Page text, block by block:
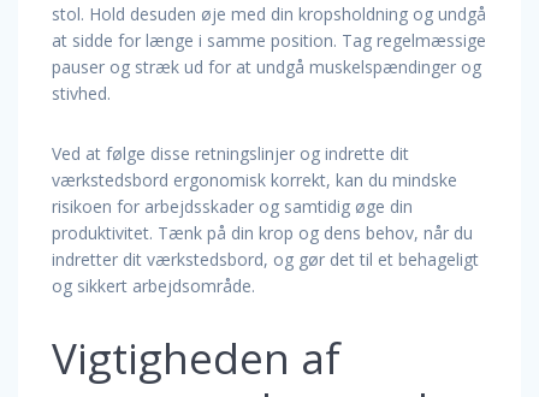
stol. Hold desuden øje med din kropsholdning og undgå
at sidde for længe i samme position. Tag regelmæssige
pauser og stræk ud for at undgå muskelspændinger og
stivhed.
Ved at følge disse retningslinjer og indrette dit
værkstedsbord ergonomisk korrekt, kan du mindske
risikoen for arbejdsskader og samtidig øge din
produktivitet. Tænk på din krop og dens behov, når du
indretter dit værkstedsbord, og gør det til et behageligt
og sikkert arbejdsområde.
Vigtigheden af